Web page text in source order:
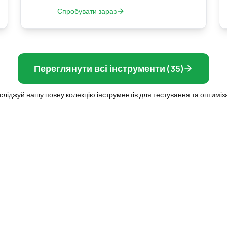
Спробувати зараз
Переглянути всі інструменти (35)
нашу повну колекцію інструментів для тестування та